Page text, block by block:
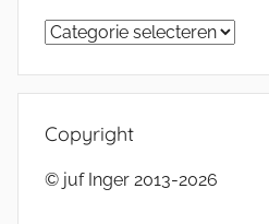
Categorieën
Copyright
© juf Inger 2013-2026